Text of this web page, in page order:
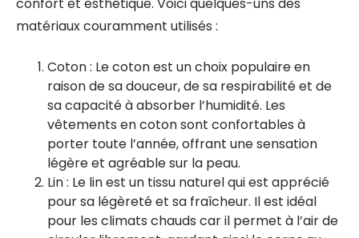
matériaux couramment utilisés :
Coton : Le coton est un choix populaire en
raison de sa douceur, de sa respirabilité et de
sa capacité à absorber l’humidité. Les
vêtements en coton sont confortables à
porter toute l’année, offrant une sensation
légère et agréable sur la peau.
Lin : Le lin est un tissu naturel qui est apprécié
pour sa légèreté et sa fraîcheur. Il est idéal
pour les climats chauds car il permet à l’air de